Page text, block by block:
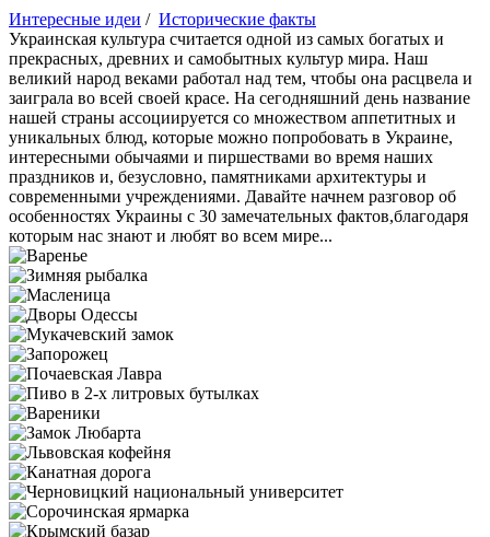
Интересные идеи / Исторические факты
Украинская культура считается одной из самых богатых и
прекрасных, древних и самобытных культур мира. Наш
великий народ веками работал над тем, чтобы она расцвела и
заиграла во всей своей красе. На сегодняшний день название
нашей страны ассоциируется со множеством аппетитных и
уникальных блюд, которые можно попробовать в Украине,
интересными обычаями и пиршествами во время наших
праздников и, безусловно, памятниками архитектуры и
современными учреждениями. Давайте начнем разговор об
особенностях Украины с 30 замечательных фактов,благодаря
которым нас знают и любят во всем мире...